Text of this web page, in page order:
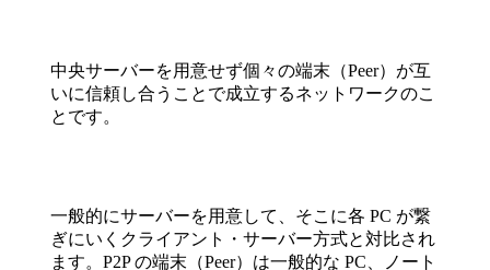
中央サーバーを用意せず個々の端末（Peer）が互
いに信頼し合うことで成立するネットワークのこ
とです。
一般的にサーバーを用意して、そこに各 PC が繋
ぎにいくクライアント・サーバー方式と対比され
ます。P2P の端末（Peer）は一般的な PC、ノート